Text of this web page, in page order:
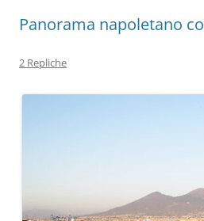
Panorama napoletano
2 Repliche